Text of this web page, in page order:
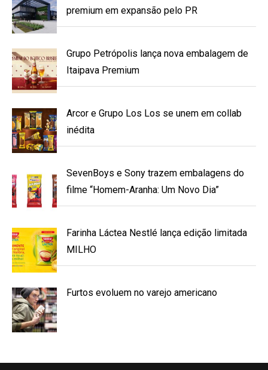
premium em expansão pelo PR
Grupo Petrópolis lança nova embalagem de
Itaipava Premium
Arcor e Grupo Los Los se unem em collab
inédita
SevenBoys e Sony trazem embalagens do
filme “Homem-Aranha: Um Novo Dia”
Farinha Láctea Nestlé lança edição limitada
MILHO
Furtos evoluem no varejo americano